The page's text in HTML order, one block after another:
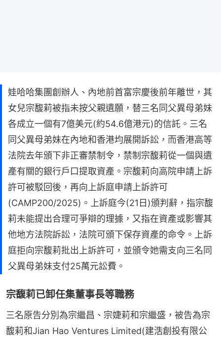
娃哈哈集團創辦人、內地前首富宗慶後前年離世，其
女兒宗馥莉被指未按父親遺願，替三名同父異母弟妹
各成立一個有7億美元(約54.6億港元)的信託。三名
同父異母弟妹在內地和香港均展開訴訟，而香港高等
法院去年頒下非正審禁制令，禁制宗馥莉從一個與遺
產有關的銀行戶口提取資產。宗馥莉向高院申請上訴
許可被駁回後，再向上訴庭申請上訴許可
(CAMP200/2025)。上訴庭今(21日)頒判辭，指宗馥
莉未能提出合理可爭辯的理據，又指在資產或影響其
他地方法院訴訟，法院可頒下保存資產的命令。上訴
庭拒向宗馥莉批出上訴許可，並頒令她需支向三名同
父異母弟妹支付25萬元訟費。
宗馥莉已卸任集董事長等職務
三名原告分別為宗繼昌、宗婕莉和宗繼盛，被告為宗
馥莉和Jian Hao Ventures Limited(建浩創投有限公